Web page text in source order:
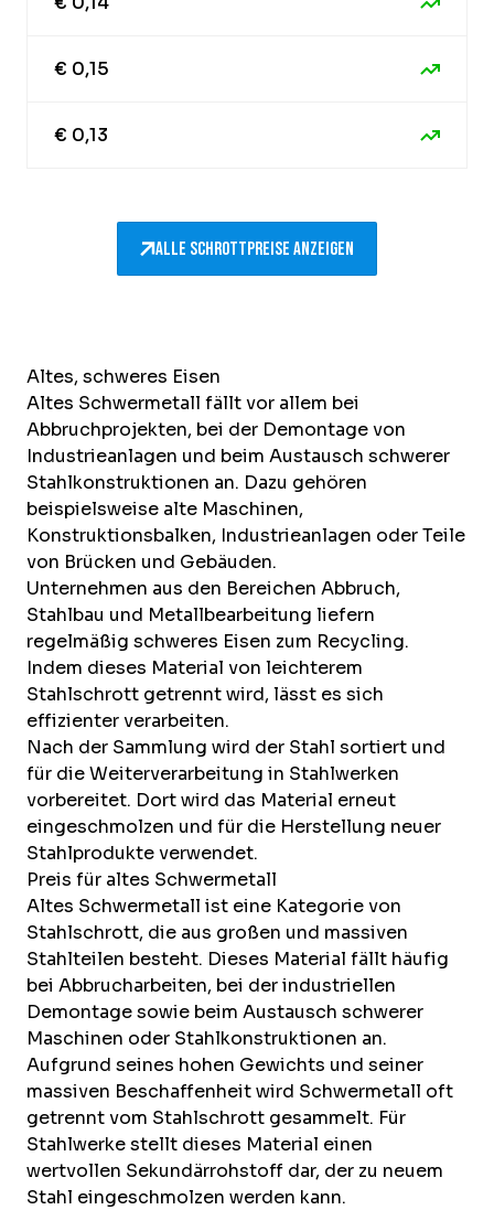
€ 0,15
€ 0,13
Alle Schrottpreise anzeigen
Altes, schweres Eisen
Altes Schwermetall fällt vor allem bei
Abbruchprojekten, bei der Demontage von
Industrieanlagen und beim Austausch schwerer
Stahlkonstruktionen an. Dazu gehören
beispielsweise alte Maschinen,
Konstruktionsbalken, Industrieanlagen oder Teile
von Brücken und Gebäuden.
Unternehmen aus den Bereichen Abbruch,
Stahlbau und Metallbearbeitung liefern
regelmäßig schweres Eisen zum Recycling.
Indem dieses Material von leichterem
Stahlschrott getrennt wird, lässt es sich
effizienter verarbeiten.
Nach der Sammlung wird der Stahl sortiert und
für die Weiterverarbeitung in Stahlwerken
vorbereitet. Dort wird das Material erneut
eingeschmolzen und für die Herstellung neuer
Stahlprodukte verwendet.
Preis für altes Schwermetall
Altes Schwermetall ist eine Kategorie von
Stahlschrott, die aus großen und massiven
Stahlteilen besteht. Dieses Material fällt häufig
bei Abbrucharbeiten, bei der industriellen
Demontage sowie beim Austausch schwerer
Maschinen oder Stahlkonstruktionen an.
Aufgrund seines hohen Gewichts und seiner
massiven Beschaffenheit wird Schwermetall oft
getrennt vom Stahlschrott gesammelt. Für
Stahlwerke stellt dieses Material einen
wertvollen Sekundärrohstoff dar, der zu neuem
Stahl eingeschmolzen werden kann.